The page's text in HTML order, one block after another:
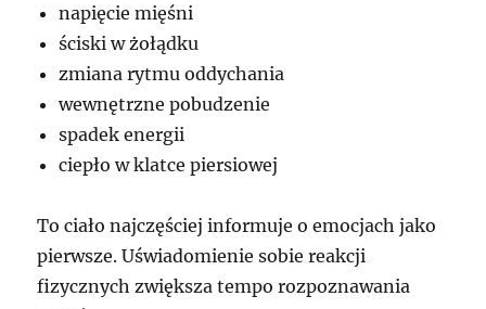
napięcie mięśni
ściski w żołądku
zmiana rytmu oddychania
wewnętrzne pobudzenie
spadek energii
ciepło w klatce piersiowej
To ciało najczęściej informuje o emocjach jako
pierwsze. Uświadomienie sobie reakcji
fizycznych zwiększa tempo rozpoznawania